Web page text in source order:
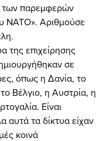
των παρεμφερών
ΝΑΤΟ». Αριθμούσε
σε
όπως η Δανία, το
Βέλγιο, η Αυστρία, η
Είναι
αυτά τα δίκτυα είχαν
κοινά